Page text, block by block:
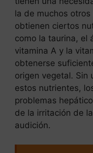
la de muchos
obtienen ciertos
como la taurina, el
vitamina A y la
obtenerse
origen vegetal. Sin
estos nutrientes,
problemas
de la irritación de
audición.